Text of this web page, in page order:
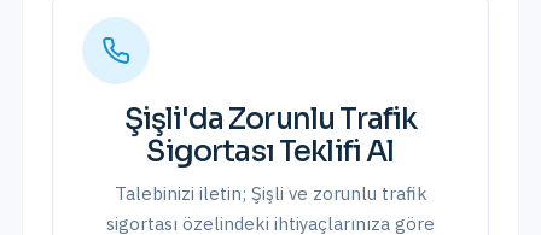
Şişli'da Zorunlu Trafik
Sigortası Teklifi Al
Talebinizi iletin; Şişli ve zorunlu trafik
sigortası özelindeki ihtiyaçlarınıza göre